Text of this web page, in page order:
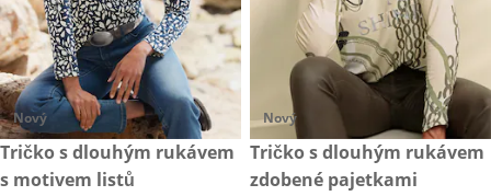
Nový
999,- Kč
Tričko s dlouhým rukávem
s motivem listů
Nový
1 199,- Kč
Tričko s dlouhým rukávem
zdobené pajetkami